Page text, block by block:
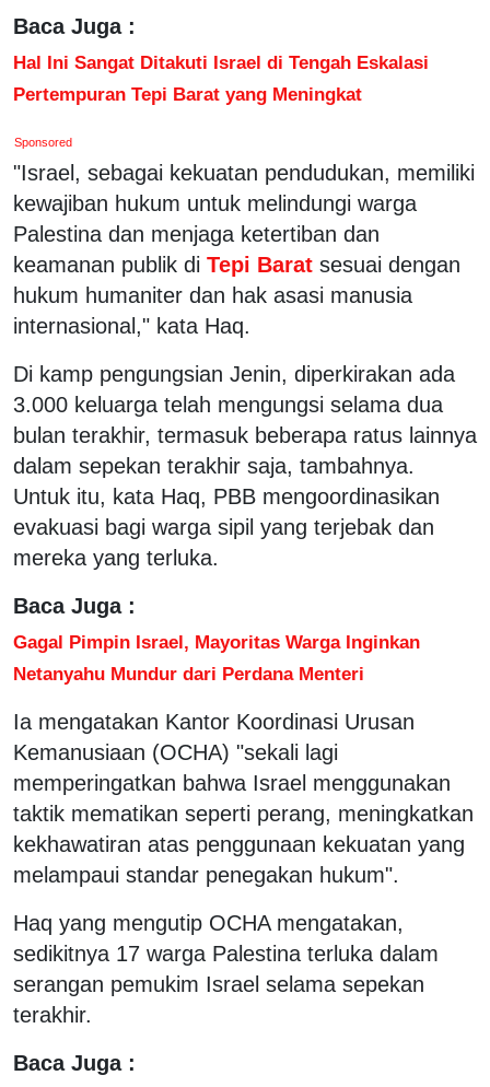
Baca Juga :
Hal Ini Sangat Ditakuti Israel di Tengah Eskalasi
Pertempuran Tepi Barat yang Meningkat
Sponsored
"Israel, sebagai kekuatan pendudukan, memiliki
kewajiban hukum untuk melindungi warga
Palestina dan menjaga ketertiban dan
keamanan publik di Tepi Barat sesuai dengan
hukum humaniter dan hak asasi manusia
internasional," kata Haq.
Di kamp pengungsian Jenin, diperkirakan ada
3.000 keluarga telah mengungsi selama dua
bulan terakhir, termasuk beberapa ratus lainnya
dalam sepekan terakhir saja, tambahnya.
Untuk itu, kata Haq, PBB mengoordinasikan
evakuasi bagi warga sipil yang terjebak dan
mereka yang terluka.
Baca Juga :
Gagal Pimpin Israel, Mayoritas Warga Inginkan
Netanyahu Mundur dari Perdana Menteri
Ia mengatakan Kantor Koordinasi Urusan
Kemanusiaan (OCHA) "sekali lagi
memperingatkan bahwa Israel menggunakan
taktik mematikan seperti perang, meningkatkan
kekhawatiran atas penggunaan kekuatan yang
melampaui standar penegakan hukum".
Haq yang mengutip OCHA mengatakan,
sedikitnya 17 warga Palestina terluka dalam
serangan pemukim Israel selama sepekan
terakhir.
Baca Juga :